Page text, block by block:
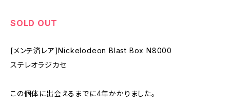
SOLD OUT
[メンテ済レア]Nickelodeon Blast Box N8000
ステレオラジカセ
この個体に出会えるまでに4年かかりました。